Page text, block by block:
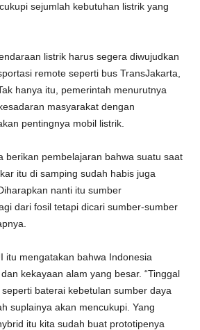
sejumlah kebutuhan listrik yang
listrik harus segera diwujudkan
remote seperti bus TransJakarta,
hanya itu, pemerintah menurutnya
masyarakat dengan
pentingnya mobil listrik.
berikan pembelajaran bahwa suatu saat
itu di samping sudah habis juga
nanti itu sumber
dari fosil tetapi dicari sumber-sumber
itu mengatakan bahwa Indonesia
kekayaan alam yang besar. “Tinggal
baterai kebetulan sumber daya
suplainya akan mencukupi. Yang
itu kita sudah buat prototipenya